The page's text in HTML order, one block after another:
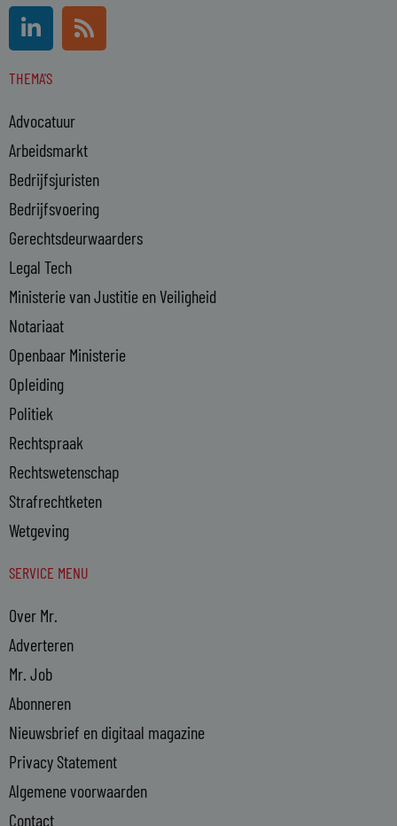
L
i
n
k
d
i
n
-
i
n
R
s
s
THEMA'S
Advocatuur
Arbeidsmarkt
Bedrijfsjuristen
Bedrijfsvoering
Gerechtsdeurwaarders
Legal Tech
Ministerie van Justitie en Veiligheid
Notariaat
Openbaar Ministerie
Opleiding
Politiek
Rechtspraak
Rechtswetenschap
Strafrechtketen
Wetgeving
SERVICE MENU
Over Mr.
Adverteren
Mr. Job
Abonneren
Nieuwsbrief en digitaal magazine
Privacy Statement
Algemene voorwaarden
Contact